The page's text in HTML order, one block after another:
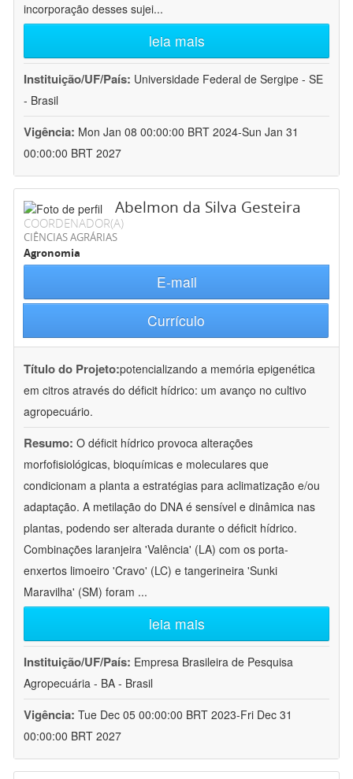
incorporação desses sujei...
leia mais
Instituição/UF/País: Universidade Federal de Sergipe - SE
- Brasil
Vigência: Mon Jan 08 00:00:00 BRT 2024-Sun Jan 31
00:00:00 BRT 2027
Abelmon da Silva Gesteira
COORDENADOR(A)
CIÊNCIAS AGRÁRIAS
Agronomia
E-mail
Currículo
Título do Projeto:potencializando a memória epigenética
em citros através do déficit hídrico: um avanço no cultivo
agropecuário.
Resumo: O déficit hídrico provoca alterações
morfofisiológicas, bioquímicas e moleculares que
condicionam a planta a estratégias para aclimatização e/ou
adaptação. A metilação do DNA é sensível e dinâmica nas
plantas, podendo ser alterada durante o déficit hídrico.
Combinações laranjeira 'Valência' (LA) com os porta-
enxertos limoeiro 'Cravo' (LC) e tangerineira 'Sunki
Maravilha' (SM) foram ...
leia mais
Instituição/UF/País: Empresa Brasileira de Pesquisa
Agropecuária - BA - Brasil
Vigência: Tue Dec 05 00:00:00 BRT 2023-Fri Dec 31
00:00:00 BRT 2027